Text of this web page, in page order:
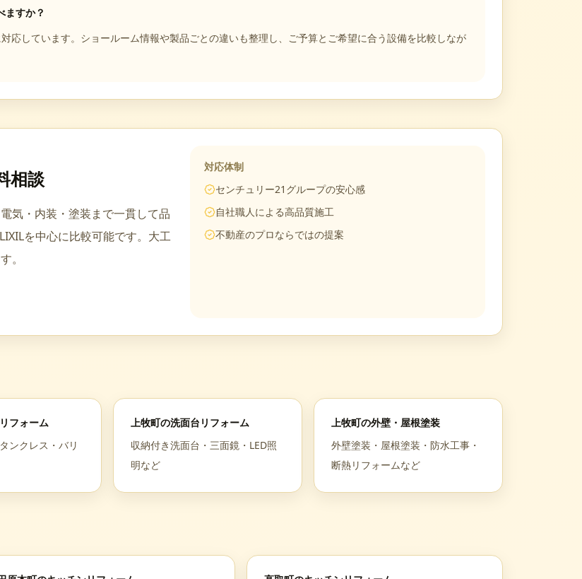
ますか？
応しています。ショールーム情報や製品ごとの違いも整理し、ご予算とご希望に合う設備を比較しなが
相談
気・内装・塗装まで一貫して品
を中心に比較可能です。 大工
。
対応体制
センチュリー21グループの安心感
自社職人による高品質施工
不動産のプロならではの提案
フォーム
ンクレス・バリ
上牧町の洗面台リフォーム
収納付き洗面台・三面鏡・LED照
明など
上牧町の外壁・屋根塗装
外壁塗装・屋根塗装・防水工事・
断熱リフォームなど